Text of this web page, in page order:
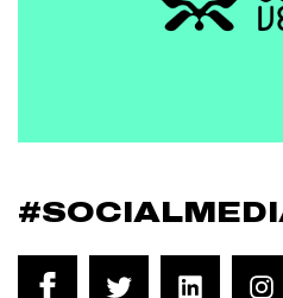
FacebookTwitter